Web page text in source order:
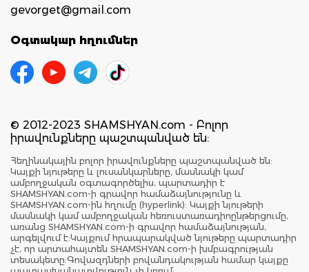
gevorget@gmail.com
Օգտակար հղումներ
© 2012-2023 SHAMSHYAN.com - Բոլոր
իրավունքները պաշտպանված են:
Հեղինակային բոլոր իրավունքները պաշտպանված են:
Կայքի նյութերը և լուսանկարները, մասնակի կամ
ամբողջական օգտագործելիս, պարտադիր է
SHAMSHYAN.com-ի գրավոր համաձայնությունը և
SHAMSHYAN.com-ին հղումը (hyperlink): Կայքի նյութերի
մասնակի կամ ամբողջական հեռուստառադիոընթերցումը,
առանց SHAMSHYAN.com-ի գրավոր համաձայնության,
արգելվում է:Կայքում հրապարակված նյութերը պարտադիր
չէ, որ արտահայտեն SHAMSHYAN.com-ի խմբագրության
տեսակետը:Գովազդների բովանդակության համար կայքը